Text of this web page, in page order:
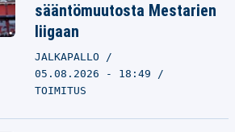
sääntömuutosta Mestarien
liigaan
JALKAPALLO
05.08.2026 - 18:49
TOIMITUS